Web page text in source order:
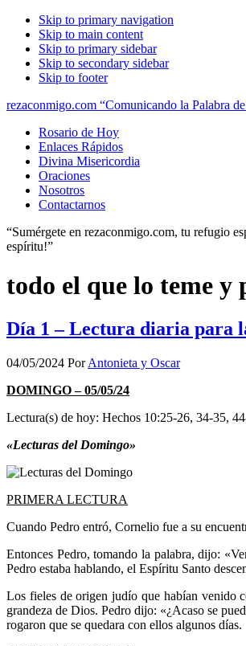
Skip to primary navigation
Skip to main content
Skip to primary sidebar
Skip to secondary sidebar
Skip to footer
rezaconmigo.com “Comunicando la Palabra
Rosario de Hoy
Enlaces Rápidos
Divina Misericordia
Oraciones
Nosotros
Contactarnos
“Sumérgete en rezaconmigo.com, tu refugio
espíritu!”
todo el que lo teme y
Día 1 – Lectura diaria para
04/05/2024 PorAntonieta y Oscar
DOMINGO – 05/05/24
Lectura(s) de hoy: Hechos 10:25-26, 34-35,
«Lecturas del Domingo»
PRIMERA LECTURA
Cuando Pedro entró, Cornelio fue a su
Entonces Pedro, tomando la palabra, dijo:
Pedro estaba hablando, el Espíritu Santo
Los fieles de origen judío que habían venido
grandeza de Dios. Pedro dijo: «¿Acaso se
rogaron que se quedara con ellos algunos días.